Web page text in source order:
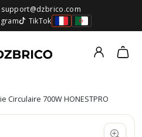
support@dzbrico.com
TikTok
Circulaire 700W HONESTPRO